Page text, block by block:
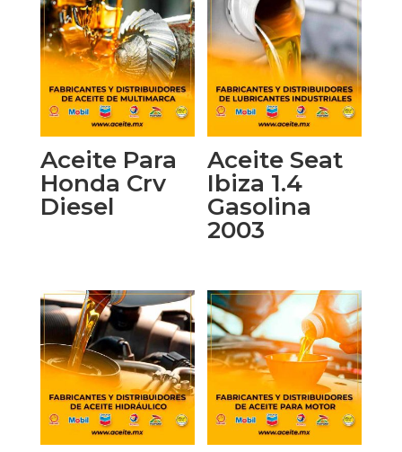
Aceite Para
Honda Crv
Diesel
Aceite Seat
Ibiza 1.4
Gasolina
2003